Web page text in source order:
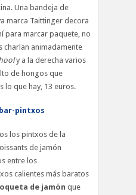
Una bandeja de
marca Taittinger decora
para marcar paquete, no
charlan animadamente
y a la derecha varios
de hongos que
lo que hay, 13 euros.
los pintxos de la
de jamón
entre los
calientes más baratos
de jamón que